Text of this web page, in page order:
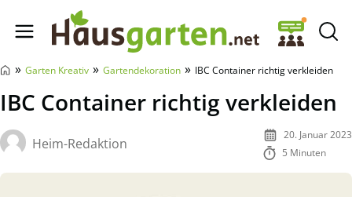
Hausgarten.net
» Garten Kreativ » Gartendekoration » IBC Container richtig verkleiden
IBC Container richtig verkleiden
Heim-Redaktion
20. Januar 2023
5 Minuten